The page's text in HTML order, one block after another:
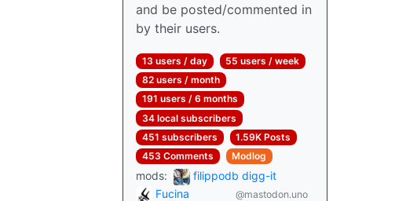
and be posted/commented in
by their users.
13 users / day
55 users / week
82 users / month
191 users / 6 months
34 local subscribers
451 subscribers
1.59K Posts
453 Comments
Modlog
mods:
filippodb digg-it
Fucina
@mastodon.uno